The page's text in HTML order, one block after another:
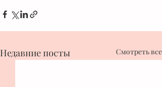
Недавние посты Смотреть все